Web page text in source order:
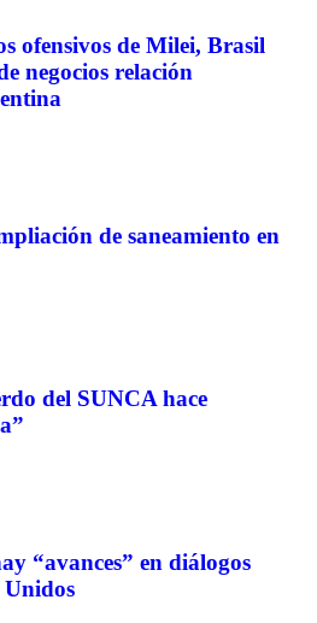
ofensivos de Milei, Brasil
negocios relación
de saneamiento en
del SUNCA hace
“avances” en diálogos